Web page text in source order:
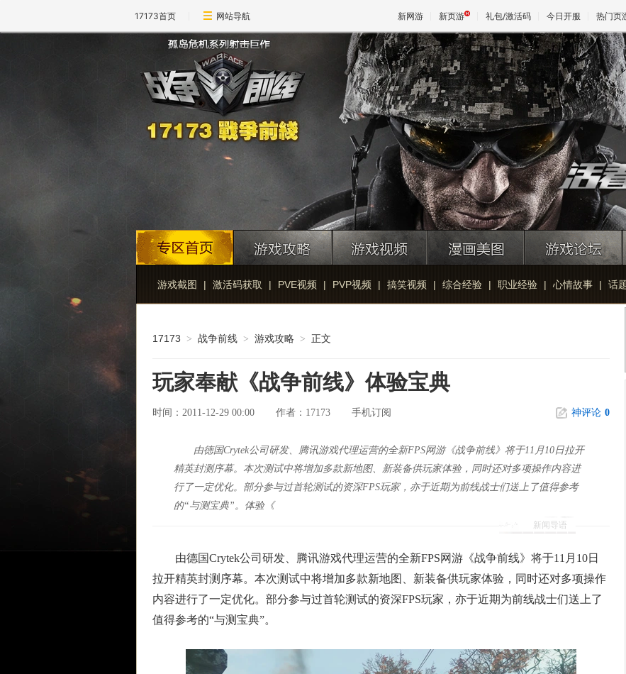
17173首页 网站导航 新网游 新页游 礼包/激活码 今日开服 热门页
魔
天
王权
游戏截图 | 激活码获取 | PVE视频 | PVP视频 | 搞笑视频 | 综合经验 | 职业经验 | 心情故事 | 话
17173 > 战争前线 > 游戏攻略 > 正文
玩家奉献《战争前线》体验宝典
时间：2011-12-29 00:00 作者： 17173 手机订阅 神评论 0
新闻导语
由德国Crytek公司研发、腾讯游戏代理运营的全新FPS网游《战争前线》将于11月10日拉开
精英封测序幕。本次测试中将增加多款新地图、新装备供玩家体验，同时还对多项操作内容进
行了一定优化。部分参与过首轮测试的资深FPS玩家，亦于近期为前线战士们送上了值得参考
的“与测宝典”。体验《
由德国Crytek公司研发、腾讯游戏代理运营的全新FPS网游《战争前线》将于11月10日
拉开精英封测序幕。本次测试中将增加多款新地图、新装备供玩家体验，同时还对多项操作
内容进行了一定优化。部分参与过首轮测试的资深FPS玩家，亦于近期为前线战士们送上了
值得参考的“与测宝典”。